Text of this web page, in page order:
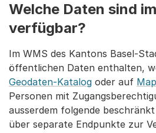
Welche Daten sind
verfügbar?
Im WMS des Kantons Basel-
öffentlichen Daten enthalten,
Geodaten-Katalog oder auf
Personen mit
ausserdem folgende
über separate Endpunkte zur